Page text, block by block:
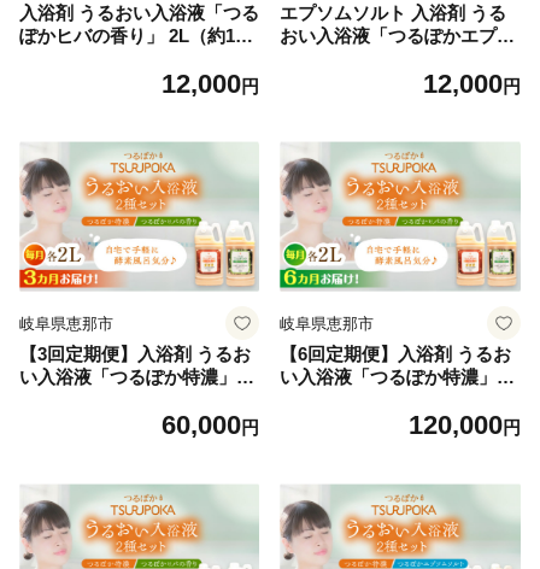
入浴剤 うるおい入浴液「つる
ぽかヒバの香り」 2L（約10
呂 お風呂 つるぽか 酵素 乳酸
わせ ご褒美 バスタイム お取
り寄せ 贈答 ギフト 岐阜県 /
恵那市 / 回生堂 [AUAU022]
12,000円
エプソムソルト 入浴剤 うる
おい入浴液「つるぽかエプソ
入浴剤 入浴液 酵素風呂 お風
マ リラックス 詰め合わせ ご
褒美 バスタイム お取り寄せ
贈答 ギフト 岐阜県 / 恵那市 /
回生堂 [AUAU023]
12,000円
岐阜県恵那市
【3回定期便】入浴剤 うるお
い入浴液「つるぽか特濃」
ト各2L（約20回分）/ 入浴剤
県 / 恵那市 / 回生堂 [AUAU00
6]
60,000円
岐阜県恵那市
【6回定期便】入浴剤 うるお
い入浴液「つるぽか特濃」
ト各2L（約20回分）/ 入浴剤
県 / 恵那市 / 回生堂 [AUAU00
7]
120,000円